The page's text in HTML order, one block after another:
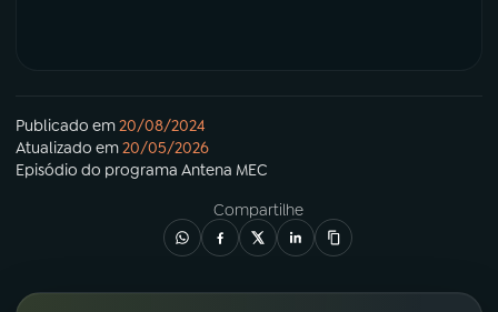
Publicado em20/08/2024
Atualizado em20/05/2026
Episódio do programa Antena MEC
Compartilhe